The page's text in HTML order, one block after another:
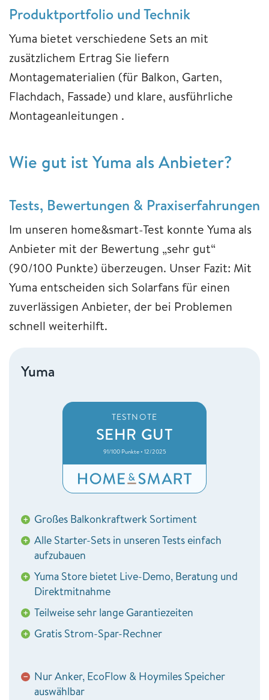
Produktportfolio und Technik
Yuma bietet verschiedene Sets an mit
zusätzlichem Ertrag Sie liefern
Montagematerialien (für Balkon, Garten,
Flachdach, Fassade) und klare, ausführliche
Montageanleitungen .
Wie gut ist Yuma als Anbieter?
Tests, Bewertungen & Praxiserfahrungen
Im unseren home&smart-Test konnte Yuma als
Anbieter mit der Bewertung „sehr gut“
(90/100 Punkte) überzeugen. Unser Fazit: Mit
Yuma entscheiden sich Solarfans für einen
zuverlässigen Anbieter, der bei Problemen
schnell weiterhilft.
Yuma
TESTNOTE
SEHR GUT
91/100 Punkte • 12/2025
+ Großes Balkonkraftwerk Sortiment
+ Alle Starter-Sets in unseren Tests einfach
aufzubauen
+ Yuma Store bietet Live-Demo, Beratung und
Direktmitnahme
+ Teilweise sehr lange Garantiezeiten
+ Gratis Strom-Spar-Rechner
− Nur Anker, EcoFlow & Hoymiles Speicher
auswählbar